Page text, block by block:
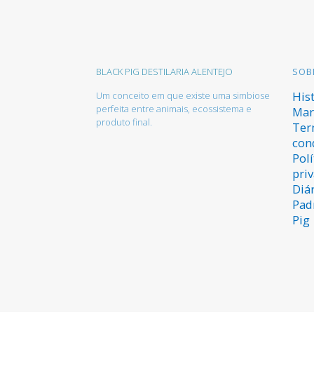
BLACK PIG DESTILARIA ALENTEJO
Um conceito em que existe uma simbiose
perfeita entre animais, ecossistema e
produto final.
Pig